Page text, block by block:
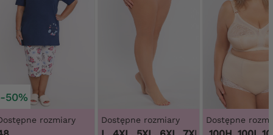
-50%
rozmiary Dostępne rozmiary Dostępne